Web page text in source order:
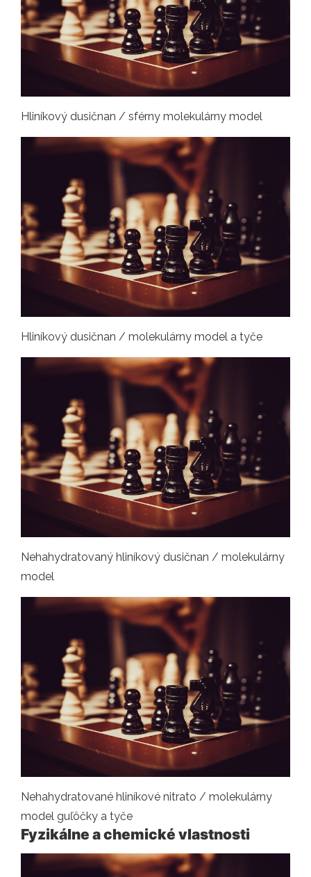
Hliníkový dusičnan / sférny molekulárny model
Hliníkový dusičnan / molekulárny model a tyče
Nehahydratovaný hliníkový dusičnan / molekulárny
model
Nehahydratované hliníkové nitrato / molekulárny
model guľôčky a tyče
Fyzikálne a chemické vlastnosti